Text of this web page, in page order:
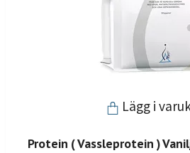
Lägg i
Protein ( Vassleprotein )